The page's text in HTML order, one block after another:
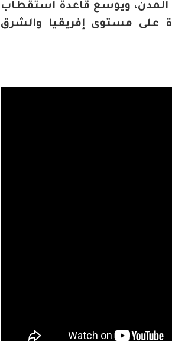
المدن، ويوسع قاعدة استقطاب
على مستوى إفريقيا والشرق